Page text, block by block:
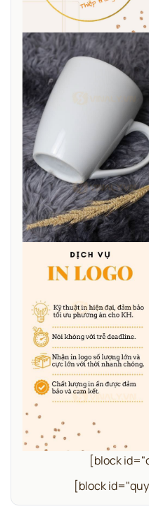
[block
[block